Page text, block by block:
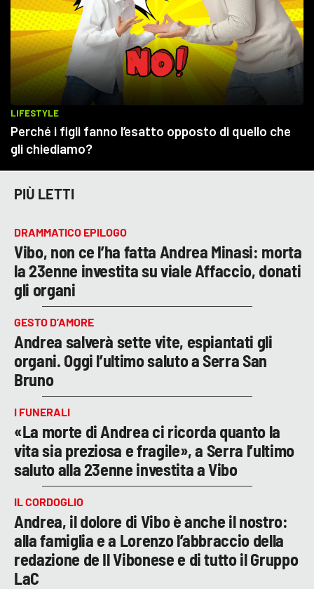
PIÙ LETTI
DRAMMATICO EPILOGO
Vibo, non ce l’ha fatta Andrea Minasi: morta
la 23enne investita su viale Affaccio, donati
gli organi
GESTO D’AMORE
Andrea salverà sette vite, espiantati gli
organi. Oggi l’ultimo saluto a Serra San
Bruno
I FUNERALI
«La morte di Andrea ci ricorda quanto la
vita sia preziosa e fragile», a Serra l’ultimo
saluto alla 23enne investita a Vibo
IL CORDOGLIO
Andrea, il dolore di Vibo è anche il nostro:
alla famiglia e a Lorenzo l’abbraccio della
redazione de Il Vibonese e di tutto il Gruppo
LaC